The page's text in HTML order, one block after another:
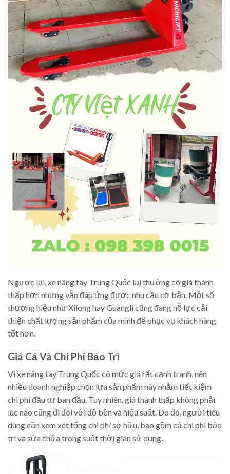
Ngược lại, xe nâng tay Trung Quốc lại thường có giá thành
thấp hơn nhưng vẫn đáp ứng được nhu cầu cơ bản. Một số
thương hiệu như Xilong hay Guangli cũng đang nỗ lực cải
thiện chất lượng sản phẩm của mình để phục vụ khách hàng
tốt hơn.
Giá Cả Và Chi Phí Bảo Trì
Vì xe nâng tay Trung Quốc có mức giá rất cạnh tranh, nên
nhiều doanh nghiệp chọn lựa sản phẩm này nhằm tiết kiệm
chi phí đầu tư ban đầu. Tuy nhiên, giá thành thấp không phải
lúc nào cũng đi đôi với độ bền và hiệu suất. Do đó, người tiêu
dùng cần xem xét tổng chi phí sở hữu, bao gồm cả chi phí bảo
trì và sửa chữa trong suốt thời gian sử dụng.